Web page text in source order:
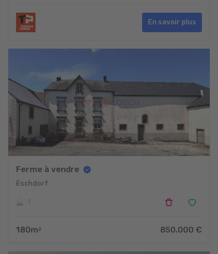
En savoir plus
Ferme à vendre
Eschdorf
180m 2 850.000 €